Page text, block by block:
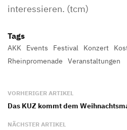
interessieren. (tcm)
Tags
AKK Events Festival Konzert
Rheinpromenade
Veranstaltungen
VORHERIGER ARTIKEL
Das KUZ kommt dem
NÄCHSTER ARTIKEL